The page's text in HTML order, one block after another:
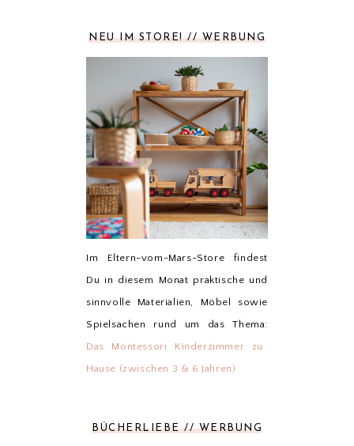
NEU IM STORE! // WERBUNG
Im Eltern-vom-Mars-Store findest
Du in diesem Monat praktische und
sinnvolle Materialien, Möbel sowie
Spielsachen rund um das Thema:
Das Montessori Kinderzimmer zu
Hause (zwischen 3 & 6 Jahren)
BÜCHERLIEBE // WERBUNG